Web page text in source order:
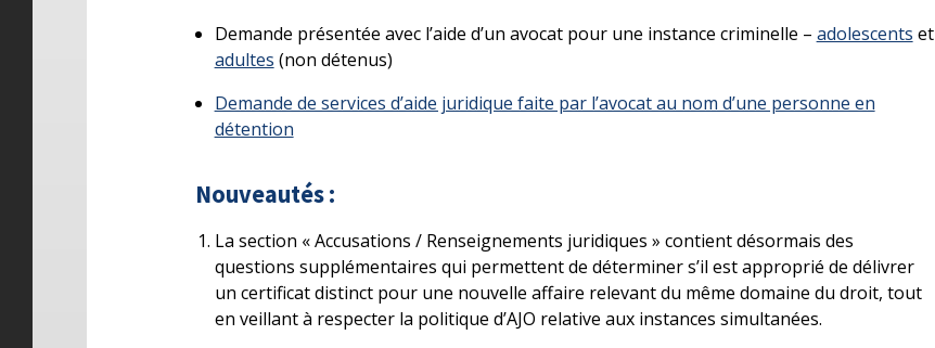
Demande présentée avec l’aide d’un avocat pour une instance criminelle – adolescents et
adultes (non détenus)
Demande de services d’aide juridique faite par l’avocat au nom d’une personne en
détention
Nouveautés :
La section « Accusations / Renseignements juridiques » contient désormais des
questions supplémentaires qui permettent de déterminer s’il est approprié de délivrer
un certificat distinct pour une nouvelle affaire relevant du même domaine du droit, tout
en veillant à respecter la politique d’AJO relative aux instances simultanées.